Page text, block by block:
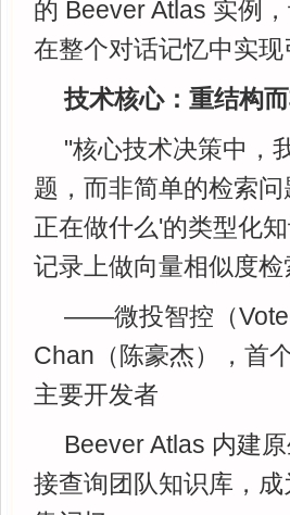
的 Beever Atlas 实例
在整个对话记忆中实
技术核心：重结构
"核心技术决策中，
题，而非简单的检索
正在做什么'的类型化
记录上做向量相似度
——微投智控（
Chan（陈豪杰），首
主要开发者
Beever Atlas 内建
接查询团队知识库，